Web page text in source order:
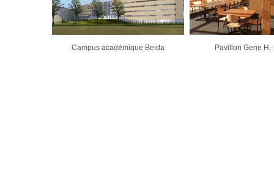
Campus académique Beida Pavillon Gene